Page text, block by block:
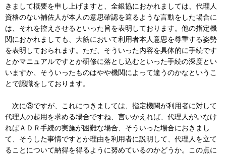
きまして概要を申し上げますと、全銀協におかれましては、代理人
資格のない補佐人が本人の意思確認を遮るような言動をした場合に
は、それを控えさせるといった旨を表明しております。他の指定機
関におかれましても、大筋において利用者本人意思を尊重する姿勢
を表明しておられます。ただ、そういった内容を具体的に手続です
とかマニュアルですとか研修に落とし込むといった手続の深度とい
いますか、そういったものはやや機関によって違うのかなというこ
とで認識をしております。
次に③ですが、これにつきましては、指定機関が利用者に対して
代理人の起用を求める場合ですね、言いかえれば、代理人がいなけ
ればＡＤＲ手続の実施が困難な場合、そういった場合におきまし
て、そうした事情ですとか理由を利用者に説明して、代理人を立て
ることについて納得を得るように努めているのかどうか。この点に